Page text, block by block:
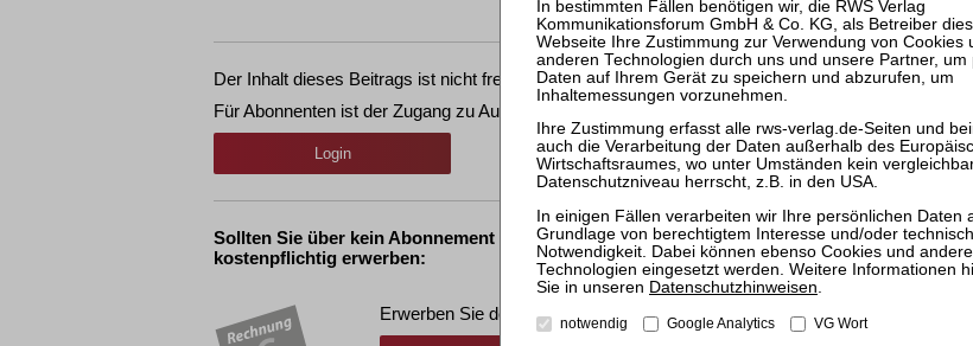
Der Inhalt dieses Beitrags ist nicht frei verfügbar.
Für Abonnenten ist der Zugang zu Aufsätzen und Rechtsprechung frei.
Login
Sollten Sie über kein Abonnement verfügen, können Sie den gewünschten Beitrag trotzdem
kostenpflichtig erwerben:
Erwerben Sie den gewünschten Beitrag kostenpflichtig per Rechnung.
Datenschutzhinweisen
notwendig Google Analytics VG Wort